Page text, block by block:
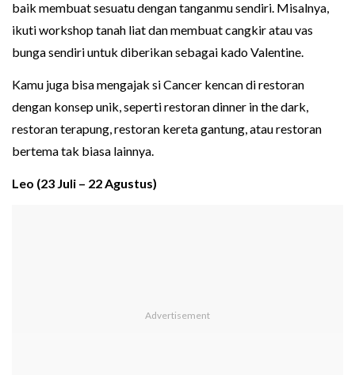
baik membuat sesuatu dengan tanganmu sendiri. Misalnya,
ikuti workshop tanah liat dan membuat cangkir atau vas
bunga sendiri untuk diberikan sebagai kado Valentine.
Kamu juga bisa mengajak si Cancer kencan di restoran
dengan konsep unik, seperti restoran dinner in the dark,
restoran terapung, restoran kereta gantung, atau restoran
bertema tak biasa lainnya.
Leo (23 Juli – 22 Agustus)